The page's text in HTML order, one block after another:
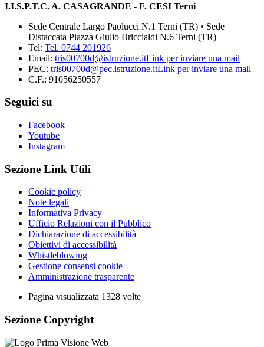
I.I.S.P.T.C. A. CASAGRANDE - F. CESI Terni
Sede Centrale Largo Paolucci N.1 Terni (TR) • Sede
Distaccata Piazza Giulio Briccialdi N.6 Terni (TR)
Tel: Tel. 0744 201926
Email: tris00700d@istruzione.itLink per inviare una mail
PEC: tris00700d@pec.istruzione.itLink per inviare una mail
C.F.: 91056250557
Seguici su
Facebook
Youtube
Instagram
Sezione Link Utili
Cookie policy
Note legali
Informativa Privacy
Ufficio Relazioni con il Pubblico
Dichiarazione di accessibilità
Obiettivi di accessibilità
Whistleblowing
Gestione consensi cookie
Amministrazione trasparente
Pagina visualizzata 1328 volte
Sezione Copyright